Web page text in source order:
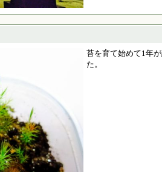
苔を育て始めて1年
た。